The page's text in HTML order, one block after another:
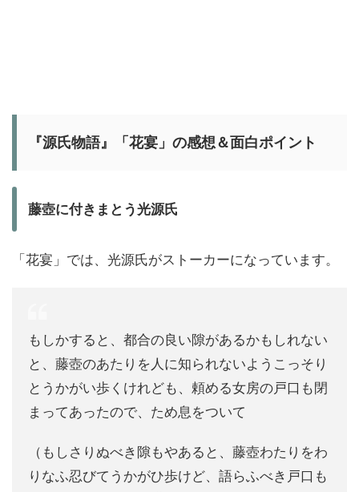
『源氏物語』「花宴」の感想＆面白ポイント
藤壺に付きまとう光源氏
「花宴」では、光源氏がストーカーになっています。
もしかすると、都合の良い隙があるかもしれない
と、藤壺のあたりを人に知られないようこっそり
とうかがい歩くけれども、頼める女房の戸口も閉
まってあったので、ため息をついて
（もしさりぬべき隙もやあると、藤壺わたりをわ
りなふ忍びてうかがひ歩けど、語らふべき戸口も